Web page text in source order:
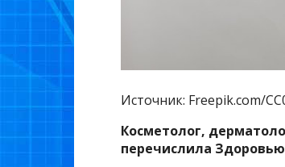
Источник: Freepik.com/
Косметолог,
перечислила